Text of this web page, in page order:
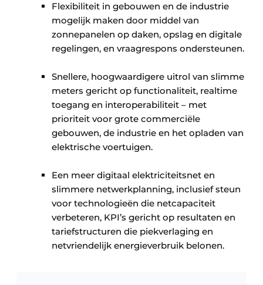
Flexibiliteit in gebouwen en de industrie
mogelijk maken door middel van
zonnepanelen op daken, opslag en digitale
regelingen, en vraagrespons ondersteunen.
Snellere, hoogwaardigere uitrol van slimme
meters gericht op functionaliteit, realtime
toegang en interoperabiliteit – met
prioriteit voor grote commerciële
gebouwen, de industrie en het opladen van
elektrische voertuigen.
Een meer digitaal elektriciteitsnet en
slimmere netwerkplanning, inclusief steun
voor technologieën die netcapaciteit
verbeteren, KPI’s gericht op resultaten en
tariefstructuren die piekverlaging en
netvriendelijk energieverbruik belonen.